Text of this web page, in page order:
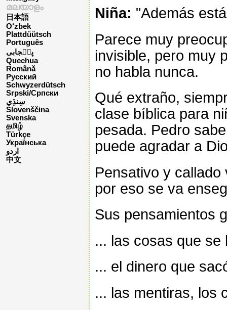
മലയാളം
日本語
O‘zbek
Plattdüütsch
Português
پن٘جابی
Quechua
Română
Русский
Schwyzerdütsch
Srpski/Српски
Slovenščina
Svenska
தமிழ்
Türkçe
Українська
اردو
中文
Niña: "Además
Parece muy
invisible, pero muy
no habla nunca.
Qué extraño,
clase bíblica para
pesada. Pedro
puede agradar a
Pensativo y
por eso se va
Sus pensamientos
... las cosas que se
... el dinero que
... las mentiras, los